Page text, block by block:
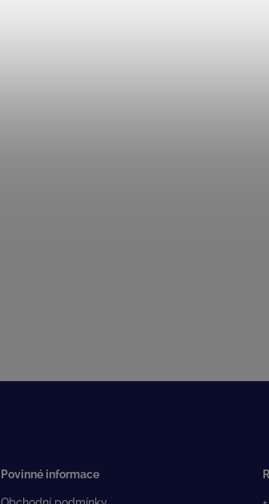
Povinné informace